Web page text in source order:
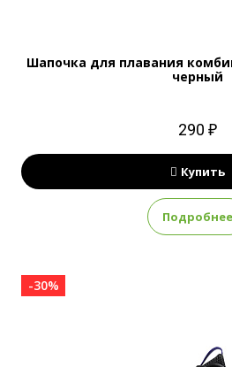
Шапочка для плавания
черный
290 ₽
Купить
Подробнее
-30%